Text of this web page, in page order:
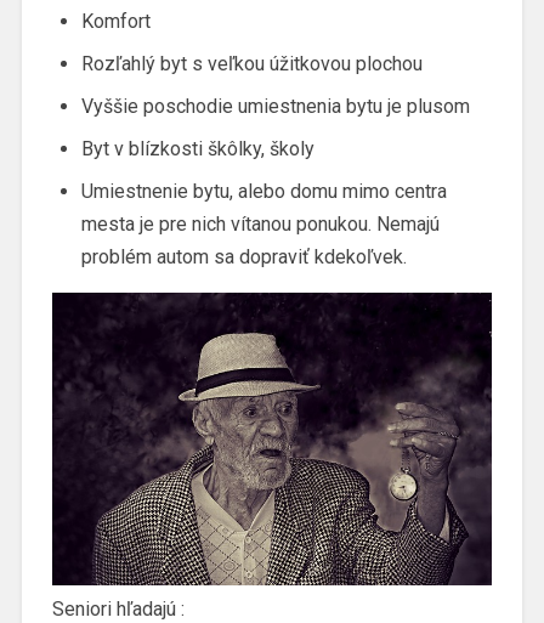
Komfort
Rozľahlý byt s veľkou úžitkovou plochou
Vyššie poschodie umiestnenia bytu je plusom
Byt v blízkosti škôlky, školy
Umiestnenie bytu, alebo domu mimo centra
mesta je pre nich vítanou ponukou. Nemajú
problém autom sa dopraviť kdekoľvek.
Seniori hľadajú :